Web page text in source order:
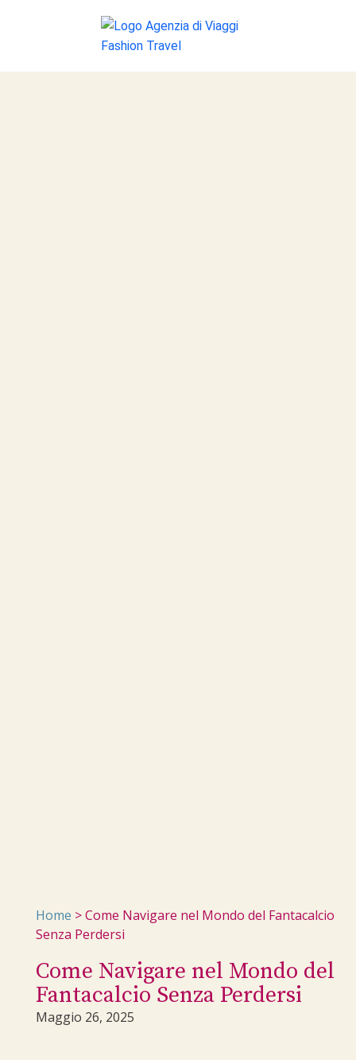
Home >Come Navigare nel Mondo del Fantacalcio
Senza Perdersi
Come Navigare nel Mondo del
Fantacalcio Senza Perdersi
Maggio 26, 2025